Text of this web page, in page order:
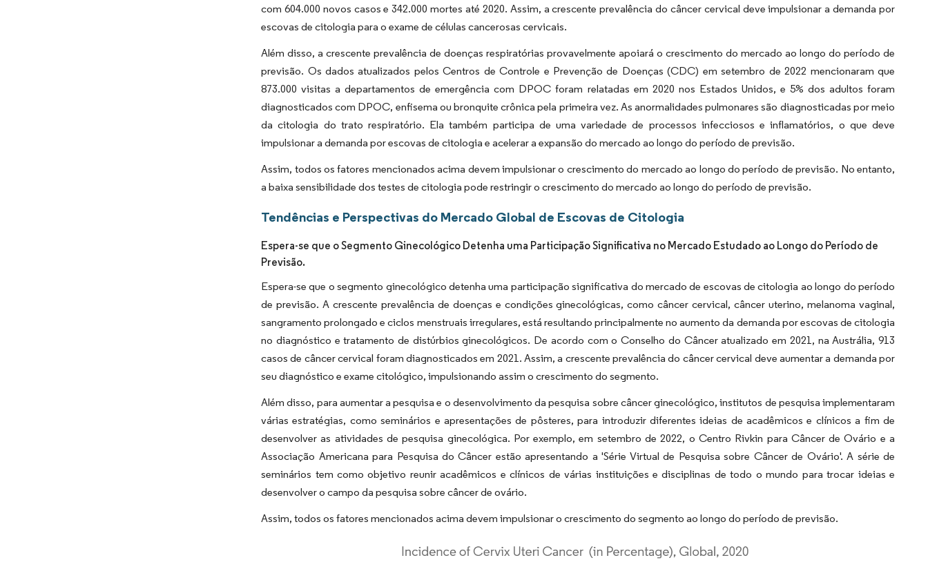
com 604.000 novos casos e 342.000 mortes até 2020. Assim, a crescente prevalência do câncer cervical deve impulsionar a demanda por
escovas de citologia para o exame de células cancerosas cervicais.
Além disso, a crescente prevalência de doenças respiratórias provavelmente apoiará o crescimento do mercado ao longo do período de
previsão. Os dados atualizados pelos Centros de Controle e Prevenção de Doenças (CDC) em setembro de 2022 mencionaram que
873.000 visitas a departamentos de emergência com DPOC foram relatadas em 2020 nos Estados Unidos, e 5% dos adultos foram
diagnosticados com DPOC, enfisema ou bronquite crônica pela primeira vez. As anormalidades pulmonares são diagnosticadas por meio
da citologia do trato respiratório. Ela também participa de uma variedade de processos infecciosos e inflamatórios, o que deve
impulsionar a demanda por escovas de citologia e acelerar a expansão do mercado ao longo do período de previsão.
Assim, todos os fatores mencionados acima devem impulsionar o crescimento do mercado ao longo do período de previsão. No entanto,
a baixa sensibilidade dos testes de citologia pode restringir o crescimento do mercado ao longo do período de previsão.
Tendências e Perspectivas do Mercado Global de Escovas de Citologia
Espera-se que o Segmento Ginecológico Detenha uma Participação Significativa no Mercado Estudado ao Longo do Período de
Previsão.
Espera-se que o segmento ginecológico detenha uma participação significativa do mercado de escovas de citologia ao longo do período
de previsão. A crescente prevalência de doenças e condições ginecológicas, como câncer cervical, câncer uterino, melanoma vaginal,
sangramento prolongado e ciclos menstruais irregulares, está resultando principalmente no aumento da demanda por escovas de citologia
no diagnóstico e tratamento de distúrbios ginecológicos. De acordo com o Conselho do Câncer atualizado em 2021, na Austrália, 913
casos de câncer cervical foram diagnosticados em 2021. Assim, a crescente prevalência do câncer cervical deve aumentar a demanda por
seu diagnóstico e exame citológico, impulsionando assim o crescimento do segmento.
Além disso, para aumentar a pesquisa e o desenvolvimento da pesquisa sobre câncer ginecológico, institutos de pesquisa implementaram
várias estratégias, como seminários e apresentações de pôsteres, para introduzir diferentes ideias de acadêmicos e clínicos a fim de
desenvolver as atividades de pesquisa ginecológica. Por exemplo, em setembro de 2022, o Centro Rivkin para Câncer de Ovário e a
Associação Americana para Pesquisa do Câncer estão apresentando a 'Série Virtual de Pesquisa sobre Câncer de Ovário'. A série de
seminários tem como objetivo reunir acadêmicos e clínicos de várias instituições e disciplinas de todo o mundo para trocar ideias e
desenvolver o campo da pesquisa sobre câncer de ovário.
Assim, todos os fatores mencionados acima devem impulsionar o crescimento do segmento ao longo do período de previsão.